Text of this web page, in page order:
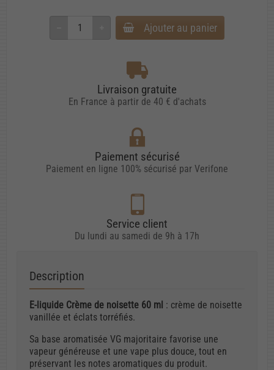
Ajouter au panier
Livraison gratuite
En France à partir de 40 € d'achats
Paiement sécurisé
Paiement en ligne 100% sécurisé par Verifone
Service client
Du lundi au samedi de 9h à 17h
Description
E-liquide Crème de noisette 60 ml : crème de noisette
vanillée et éclats torréfiés.
Sa base aromatisée VG majoritaire favorise une
vapeur généreuse et une vape plus douce, tout en
préservant les notes aromatiques du produit.